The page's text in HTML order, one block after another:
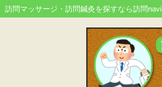
訪問マッサージ・訪問鍼灸を探すなら訪問navi